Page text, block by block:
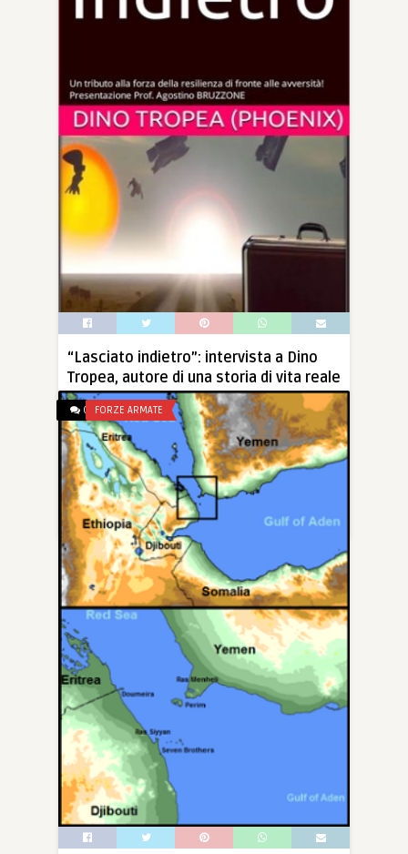
“Lasciato indietro”: intervista a Dino
Tropea, autore di una storia di vita reale
Written byPaolaCasoli
Verrà presentato il 22 febbraio prossimo, al
Circolo Ufficiali della Marina Militare di Roma, in
[…]
21 Gen, 2024 0 0
0 FORZE ARMATE